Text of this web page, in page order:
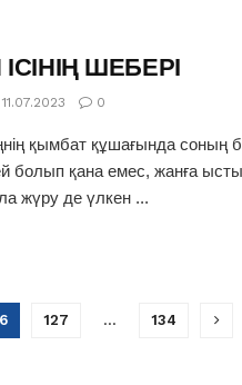
ШЕБЕРІ
0
қымбат құшағында соның
болып қана емес, жанға
жүру де үлкен ...
127 … 134